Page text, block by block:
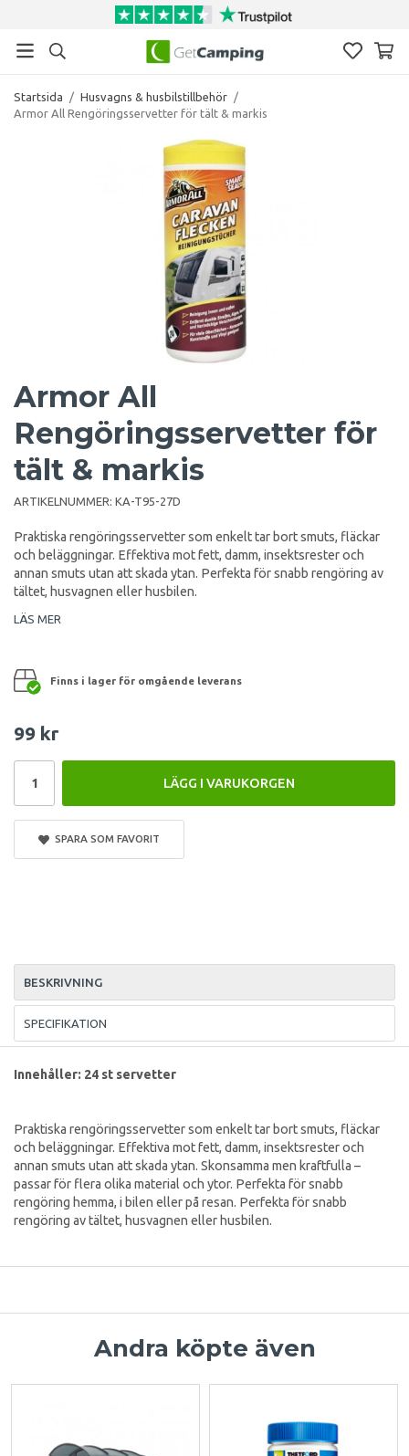
Startsida / Husvagns & husbilstillbehör /
Armor All Rengöringsservetter för tält & markis
Armor All
Rengöringsservetter för
tält & markis
ARTIKELNUMMER: KA-T95-27D
Praktiska rengöringsservetter som enkelt tar bort smuts, fläckar
och beläggningar. Effektiva mot fett, damm, insektsrester och
annan smuts utan att skada ytan. Perfekta för snabb rengöring av
tältet, husvagnen eller husbilen.
LÄS MER
Finns i lager för omgående leverans
99 kr
LÄGG I VARUKORGEN
SPARA SOM FAVORIT
BESKRIVNING
SPECIFIKATION
Innehåller: 24 st servetter
Praktiska rengöringsservetter som enkelt tar bort smuts, fläckar
och beläggningar. Effektiva mot fett, damm, insektsrester och
annan smuts utan att skada ytan. Skonsamma men kraftfulla –
passar för flera olika material och ytor. Perfekta för snabb
rengöring hemma, i bilen eller på resan. Perfekta för snabb
rengöring av tältet, husvagnen eller husbilen.
Andra köpte även